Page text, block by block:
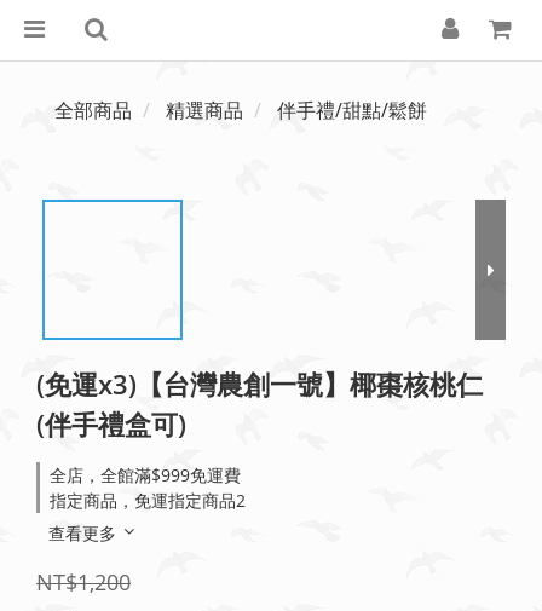
全部商品 精選商品 伴手禮/甜點/鬆餅
(免運x3)【台灣農創一號】椰棗核桃仁
(伴手禮盒可)
全店，全館滿$999免運費
指定商品，免運指定商品2
查看更多
NT$1,200